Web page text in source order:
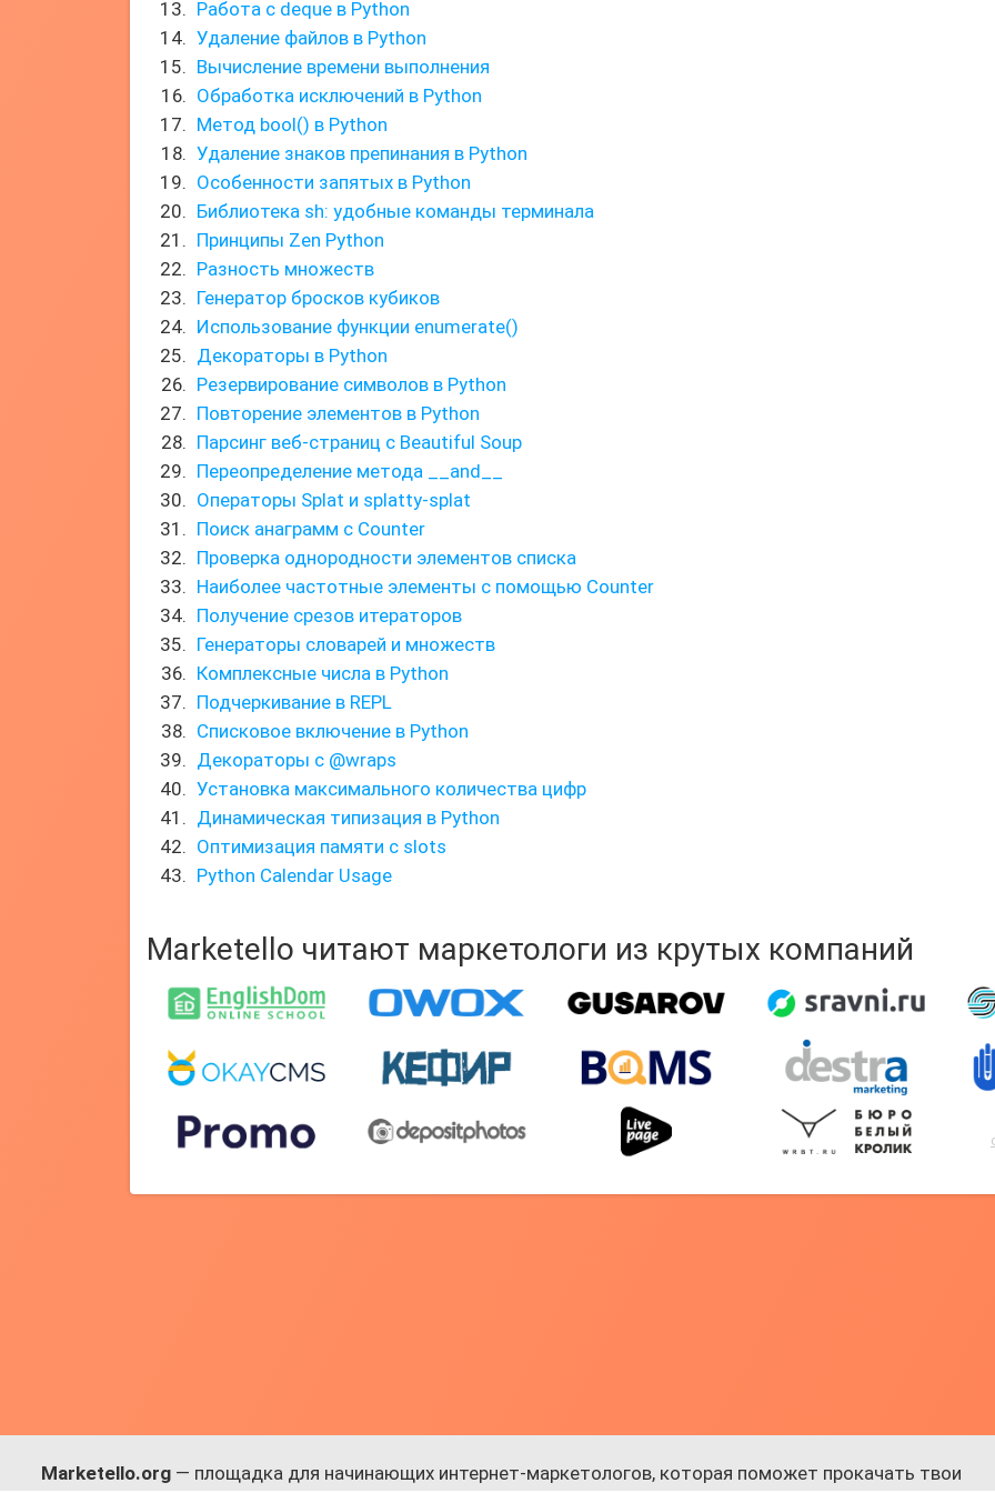
Работа с deque в Python
Удаление файлов в Python
Вычисление времени выполнения
Обработка исключений в Python
Метод bool() в Python
Удаление знаков препинания в Python
Особенности запятых в Python
Библиотека sh: удобные команды терминала
Принципы Zen Python
Разность множеств
Генератор бросков кубиков
Использование функции enumerate()
Декораторы в Python
Резервирование символов в Python
Повторение элементов в Python
Парсинг веб-страниц с Beautiful Soup
Переопределение метода __and__
Операторы Splat и splatty-splat
Поиск анаграмм с Counter
Проверка однородности элементов списка
Наиболее частотные элементы с помощью Counter
Получение срезов итераторов
Генераторы словарей и множеств
Комплексные числа в Python
Подчеркивание в REPL
Списковое включение в Python
Декораторы с @wraps
Установка максимального количества цифр
Динамическая типизация в Python
Оптимизация памяти с slots
Python Calendar Usage
Marketello читают маркетологи из крутых компаний
Marketello.org — площадка для начинающих интернет-маркетологов, которая поможет прокачать твои